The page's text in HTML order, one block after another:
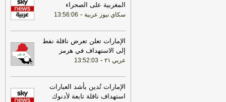
المغربية على الصحراء
سكاي نيوز عربية -
13:56:06
الإمارات تعلن تعرض ناقلة نفط
إلى الاستهداف في هرمز
عربي ٢١ -
13:52:03
الإمارات تُدين بأشد العبارات
استهداف ناقلة تابعة لأدنوك